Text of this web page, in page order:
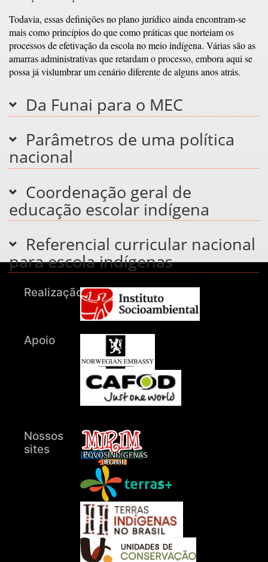
Todavia, essas definições no plano jurídico ainda encontram-se
mais como princípios do que como práticas que norteiam os
processos de efetivação da escola no meio indígena. Várias são as
amarras administrativas que retardam o processo, embora aqui se
possa já vislumbrar um cenário diferente de alguns anos atrás.
Da Funai para o MEC
Parâmetros de uma política
nacional
Coordenação geral de
educação escolar indígena
Referencial curricular nacional
para escola indígenas